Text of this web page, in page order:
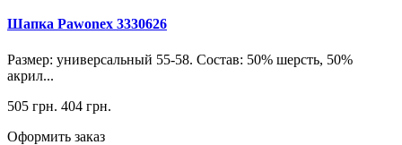
Шапка Pawonex 3330626
Размер: универсальный 55-58. Состав: 50% шерсть, 50%
акрил...
505 грн. 404 грн.
Оформить заказ